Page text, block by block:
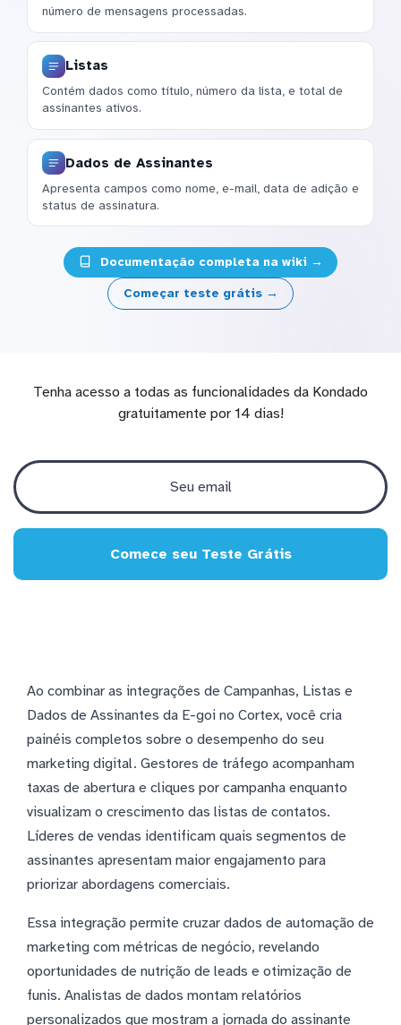
número de mensagens processadas.
Listas
Contém dados como título, número da lista, e total de
assinantes ativos.
Dados de Assinantes
Apresenta campos como nome, e-mail, data de adição e
status de assinatura.
Documentação completa na wiki →
Começar teste grátis →
Tenha acesso a todas as funcionalidades da Kondado
gratuitamente por 14 dias!
Comece seu Teste Grátis
Ao combinar as integrações de Campanhas, Listas e
Dados de Assinantes da E-goi no Cortex, você cria
painéis completos sobre o desempenho do seu
marketing digital. Gestores de tráfego acompanham
taxas de abertura e cliques por campanha enquanto
visualizam o crescimento das listas de contatos.
Líderes de vendas identificam quais segmentos de
assinantes apresentam maior engajamento para
priorizar abordagens comerciais.
Essa integração permite cruzar dados de automação de
marketing com métricas de negócio, revelando
oportunidades de nutrição de leads e otimização de
funis. Analistas de dados montam relatórios
personalizados que mostram a jornada do assinante